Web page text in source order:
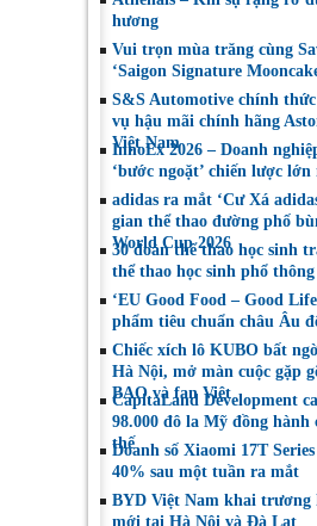
hương
Vui trọn mùa trăng cùng
‘Saigon Signature
S&S Automotive chính
vụ hậu mãi chính hãng
Việt Nam
InnoEx 2026 – Doanh
‘bước ngoặt’ chiến lược
adidas ra mắt ‘Cư Xá
gian thể thao đường phố
World Cup 2026
30 đoàn thể thao học sinh
thể thao học sinh phổ
‘EU Good Food – Good
phẩm tiêu chuẩn châu Âu
Chiếc xích lô KUBO bất
Hà Nội, mở màn cuộc gặp
BAO và fan Việt
CapitaLand Development
98.000 đô la Mỹ đồng hành
thế
Doanh số Xiaomi 17T
40% sau một tuần ra mắt
BYD Việt Nam khai trương
mới tại Hà Nội và Đà Lạt